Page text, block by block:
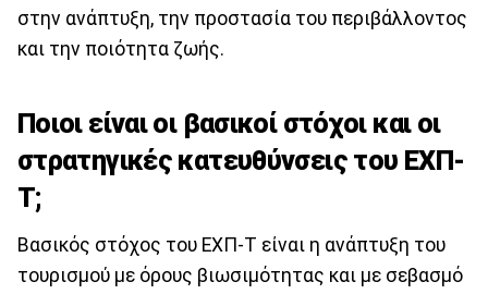
στην ανάπτυξη, την προστασία του περιβάλλοντος
και την ποιότητα ζωής.
Ποιοι είναι οι βασικοί στόχοι και οι
στρατηγικές κατευθύνσεις του ΕΧΠ-
Τ;
Βασικός στόχος του ΕΧΠ-Τ είναι η ανάπτυξη του
τουρισμού με όρους βιωσιμότητας και με σεβασμό